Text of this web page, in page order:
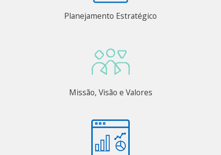
Planejamento Estratégico
Missão, Visão e Valores